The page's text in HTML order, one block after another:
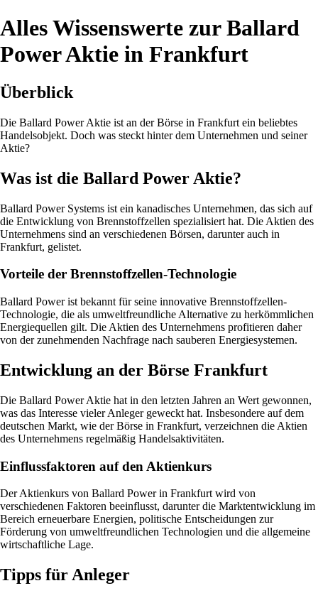
Alles Wissenswerte zur Ballard
Power Aktie in Frankfurt
Überblick
Die Ballard Power Aktie ist an der Börse in Frankfurt ein beliebtes
Handelsobjekt. Doch was steckt hinter dem Unternehmen und seiner
Aktie?
Was ist die Ballard Power Aktie?
Ballard Power Systems ist ein kanadisches Unternehmen, das sich auf
die Entwicklung von Brennstoffzellen spezialisiert hat. Die Aktien des
Unternehmens sind an verschiedenen Börsen, darunter auch in
Frankfurt, gelistet.
Vorteile der Brennstoffzellen-Technologie
Ballard Power ist bekannt für seine innovative Brennstoffzellen-
Technologie, die als umweltfreundliche Alternative zu herkömmlichen
Energiequellen gilt. Die Aktien des Unternehmens profitieren daher
von der zunehmenden Nachfrage nach sauberen Energiesystemen.
Entwicklung an der Börse Frankfurt
Die Ballard Power Aktie hat in den letzten Jahren an Wert gewonnen,
was das Interesse vieler Anleger geweckt hat. Insbesondere auf dem
deutschen Markt, wie der Börse in Frankfurt, verzeichnen die Aktien
des Unternehmens regelmäßig Handelsaktivitäten.
Einflussfaktoren auf den Aktienkurs
Der Aktienkurs von Ballard Power in Frankfurt wird von
verschiedenen Faktoren beeinflusst, darunter die Marktentwicklung im
Bereich erneuerbare Energien, politische Entscheidungen zur
Förderung von umweltfreundlichen Technologien und die allgemeine
wirtschaftliche Lage.
Tipps für Anleger